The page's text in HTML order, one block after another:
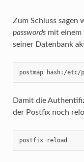
Zum Schluss sagen
passwordsmit einem
seiner Datenbank
postmap hash:/
Damit die
der Postfix noch
postfix reload